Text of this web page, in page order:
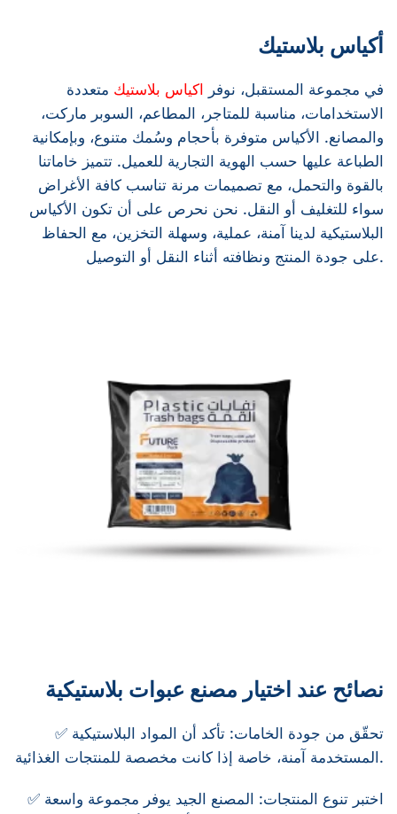
أكياس بلاستيك
في مجموعة المستقبل، نوفر اكياس بلاستيك متعددة
الاستخدامات، مناسبة للمتاجر، المطاعم، السوبر ماركت،
والمصانع. الأكياس متوفرة بأحجام وسُمك متنوع، وبإمكانية
الطباعة عليها حسب الهوية التجارية للعميل. تتميز خاماتنا
بالقوة والتحمل، مع تصميمات مرنة تناسب كافة الأغراض
سواء للتغليف أو النقل. نحن نحرص على أن تكون الأكياس
البلاستيكية لدينا آمنة، عملية، وسهلة التخزين، مع الحفاظ
على جودة المنتج ونظافته أثناء النقل أو التوصيل.
نصائح عند اختيار مصنع عبوات بلاستيكية
✅ تحقّق من جودة الخامات: تأكد أن المواد البلاستيكية
المستخدمة آمنة، خاصة إذا كانت مخصصة للمنتجات الغذائية.
✅ اختبر تنوع المنتجات: المصنع الجيد يوفر مجموعة واسعة